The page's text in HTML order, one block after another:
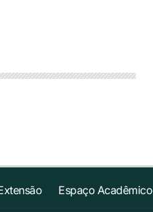
Espaço Acadêmico